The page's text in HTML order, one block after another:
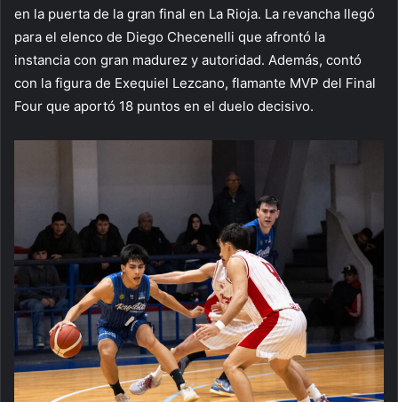
en la puerta de la gran final en La Rioja. La revancha llegó
para el elenco de Diego Checenelli que afrontó la
instancia con gran madurez y autoridad. Además, contó
con la figura de Exequiel Lezcano, flamante MVP del Final
Four que aportó 18 puntos en el duelo decisivo.